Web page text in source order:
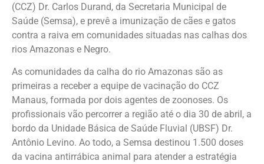
(CCZ) Dr. Carlos Durand, da Secretaria Municipal de
Saúde (Semsa), e prevê a imunização de cães e gatos
contra a raiva em comunidades situadas nas calhas dos
rios Amazonas e Negro.
As comunidades da calha do rio Amazonas são as
primeiras a receber a equipe de vacinação do CCZ
Manaus, formada por dois agentes de zoonoses. Os
profissionais vão percorrer a região até o dia 30 de abril, a
bordo da Unidade Básica de Saúde Fluvial (UBSF) Dr.
Antônio Levino. Ao todo, a Semsa destinou 1.500 doses
da vacina antirrábica animal para atender a estratégia